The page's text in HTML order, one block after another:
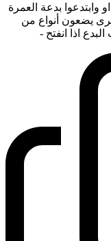
وابتدعوا بدعة العمرة
يضعون أنواع من
اذا انفتح -